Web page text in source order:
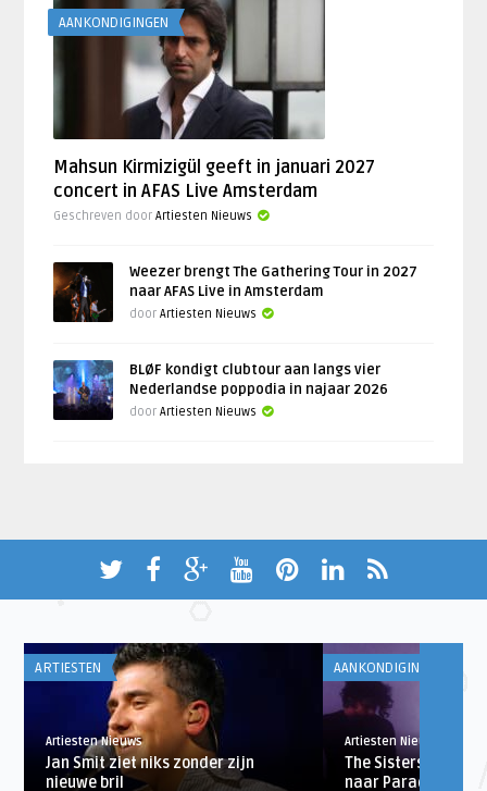
AANKONDIGINGEN
Mahsun Kirmizigül geeft in januari 2027
concert in AFAS Live Amsterdam
Geschreven doorArtiesten Nieuws
Weezer brengt The Gathering Tour in 2027
naar AFAS Live in Amsterdam
doorArtiesten Nieuws
BLØF kondigt clubtour aan langs vier
Nederlandse poppodia in najaar 2026
doorArtiesten Nieuws
ARTIESTEN
Artiesten Nieuws
Jan Smit ziet niks zonder zijn
nieuwe bril
AANKONDIGINGEN
Artiesten Nieuws
The Sisters of
naar Paradiso